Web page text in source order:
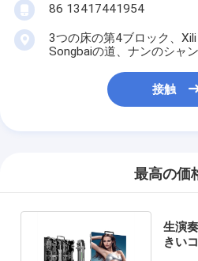
86 13417441954
3つの床の第4ブロック、Xili
Songbaiの道、ナンのシャ
接触
最高の価
生演
きい